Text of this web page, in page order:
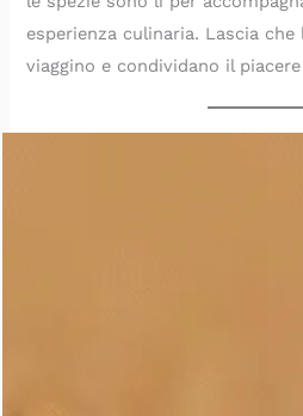
esperienza culinaria. Lascia
viaggino e condividano il